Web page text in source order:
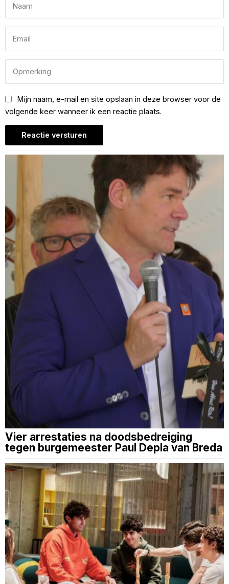
Mijn naam, e-mail en site opslaan in deze browser voor de
volgende keer wanneer ik een reactie plaats.
Vier arrestaties na doodsbedreiging
tegen burgemeester Paul Depla van Breda